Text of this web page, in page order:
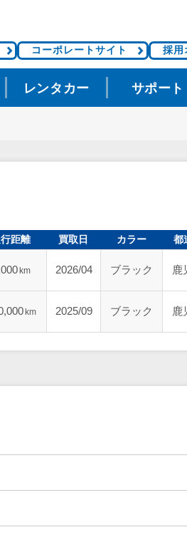
コーポレートサイト 採用
レンタカー サポート
距離 買取日 カラー 都
km 2026/04 ブラック 鹿
km 2025/09 ブラック 鹿